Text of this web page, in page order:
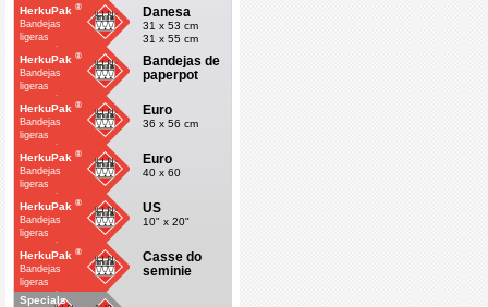
HerkuPak ®
Bandejas
ligeras
economicas
Danesa
31 x 53 cm
31 x 55 cm
HerkuPak ®
Bandejas
ligeras
economicas
Bandejas de
paperpot
HerkuPak ®
Bandejas
ligeras
economicas
Euro
36 x 56 cm
HerkuPak ®
Bandejas
ligeras
economicas
Euro
40 x 60
HerkuPak ®
Bandejas
ligeras
economicas
US
10" x 20"
HerkuPak ®
Bandejas
ligeras
economicas
Casse do
seminie
Specials